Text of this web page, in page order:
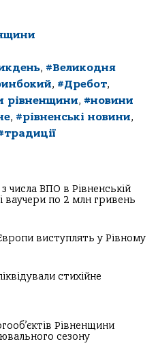
, #Великодня
, #Дребот,
рівненщини, #новини
, #рівненські новини,
числа ВПО в Рівненській
ваучери по 2 млн гривень
виступлять у Рівному
стихійне
Рівненщини
сезону